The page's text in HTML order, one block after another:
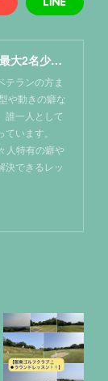
大阪府堺市ゴルフスクール 最大2名少人数レッスン NAOKIゴルフ塾
テランの方ま
や動きの癖な
誰一人として
います。
人特有の癖や
決できるレッ